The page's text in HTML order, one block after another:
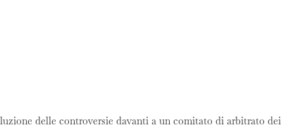
delle controversie davanti a un comitato di arbitrato dei